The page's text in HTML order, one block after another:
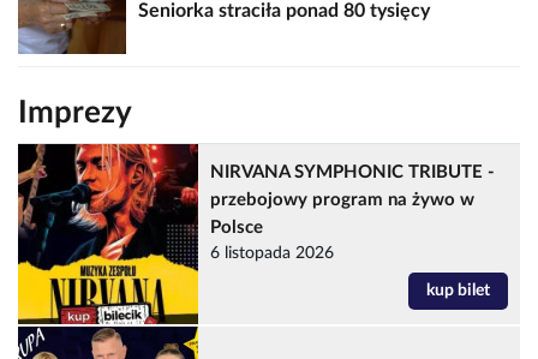
Seniorka straciła ponad 80 tysięcy
Imprezy
NIRVANA SYMPHONIC TRIBUTE -
przebojowy program na żywo w
Polsce
6 listopada 2026
kup bilet